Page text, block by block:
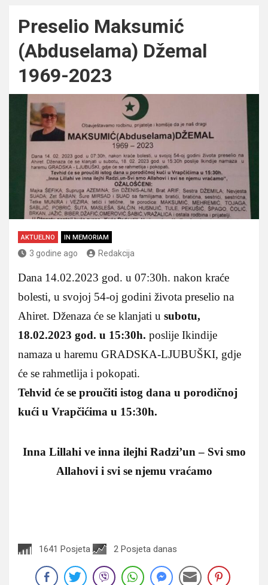
Preselio Maksumić
(Abduselama) Džemal
1969-2023
AKTUELNO IN MEMORIAM
3 godine ago Redakcija
Dana 14.02.2023 god. u 07:30h. nakon kraće
bolesti, u svojoj 54-oj godini života preselio na
Ahiret. Dženaza će se klanjati u subotu,
18.02.2023 god. u 15:30h. poslije Ikindije
namaza u haremu GRADSKA-LJUBUŠKI, gdje
će se rahmetlija i pokopati.
Tehvid će se proučiti istog dana u porodičnoj
kući u Vrapčićima u 15:30h.
Inna Lillahi ve inna ilejhi Radzi’un – Svi smo
Allahovi i svi se njemu vraćamo
1641 Posjeta 2 Posjeta danas